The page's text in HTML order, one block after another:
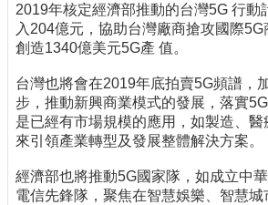
2019年核定經濟部推動的台灣5G 行動
入204億元，協助台灣廠商搶攻國際
創造1340億美元5G產 值。
台灣也將會在2019年底拍賣5G頻譜，
步，推動新興商業模式的發展，落實
是已經有市場規模的應用，如製造、醫
來引領產業轉型及發展整體解決方案。
經濟部也將推動5G國家隊，如成立中
電信先鋒隊，聚焦在智慧娛樂、智慧